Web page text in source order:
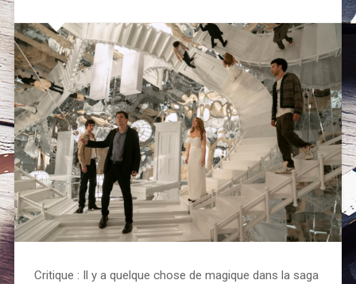
Critique : Il y a quelque chose de magique dans la saga